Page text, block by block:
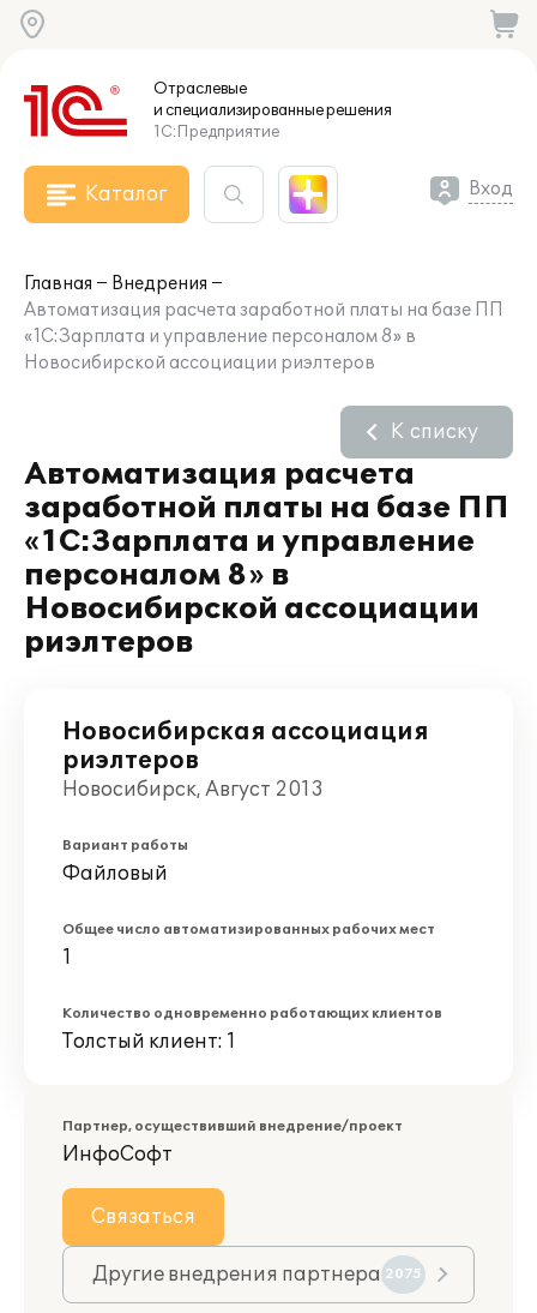
Отраслевые
и специализированныерешения
1С:Предприятие
Каталог Вход
Главная
Внедрения
Автоматизация расчета заработной платы на базе ПП
«1С:Зарплата и управление персоналом 8» в
Новосибирской ассоциации риэлтеров
Автоматизация расчета
заработной платы на базе ПП
«1С:Зарплата и управление
персоналом 8» в
Новосибирской ассоциации
риэлтеров
К списку
Новосибирская ассоциация
риэлтеров
Новосибирск, Август 2013
Вариант работы
Файловый
Общее число автоматизированных рабочих мест
1
Количество одновременно работающих клиентов
Толстый клиент: 1
Партнер, осуществивший внедрение/проект
ИнфоСофт
Связаться
Другие внедрения партнера 2075